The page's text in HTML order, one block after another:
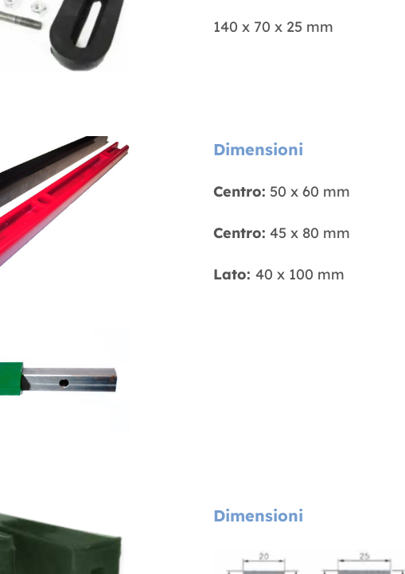
140 x 70 x 25 mm
Dimensioni
Centro: 50 x 60 mm
Centro: 45 x 80 mm
Lato:40 x 100 mm
Dimensioni